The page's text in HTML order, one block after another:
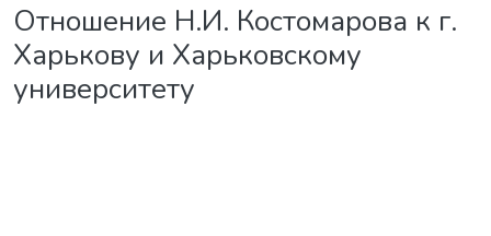
Отношение Н.И. Костомарова к г.
Харькову и Харьковскому
университету